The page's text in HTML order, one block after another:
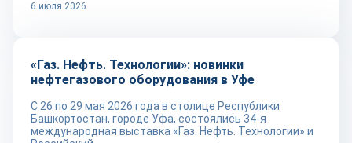
6 июля 2026
Репортаж
«Газ. Нефть. Технологии»: новинки
нефтегазового оборудования в Уфе
С 26 по 29 мая 2026 года в столице Республики
Башкортостан, городе Уфа, состоялись 34-я
международная выставка «Газ. Нефть. Технологии» и